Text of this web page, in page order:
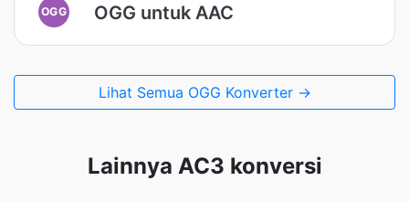
OGG OGG untuk AAC
Lihat Semua OGG Konverter →
Lainnya AC3 konversi